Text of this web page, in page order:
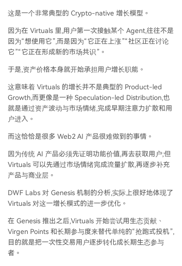
这是一个非常典型的 Crypto-native 增长模型。
因为在 Virtuals 里,用户第一次接触某个 Agent,往往不是
因为“想使用它”,而是因为“它正在上涨”“社区正在讨论
它”“它正在形成新的市场共识”。
于是,资产价格本身就开始承担用户增长职能。
这意味着 Virtuals 的增长并不是典型的 Product-led
Growth,而更像是一种 Speculation-led Distribution,也
就是通过资产波动与市场情绪,完成早期注意力扩散和用
户进入。
而这恰恰是很多 Web2 AI 产品很难做到的事情。
因为传统 AI 产品必须先证明功能价值,再去获取用户;但
Virtuals 可以先通过市场情绪完成流量扩散,再逐步补充
产品与商业层。
DWF Labs 对 Genesis 机制的分析,实际上很好地体现了
Virtuals 对这一增长模式的进一步优化。
在 Genesis 推出之后,Virtuals 开始尝试用生态贡献、
Virgen Points 和长期参与度来替代单纯的“抢跑式投机”,
目的就是把一次性交易用户逐步转化成长期生态参与
者。